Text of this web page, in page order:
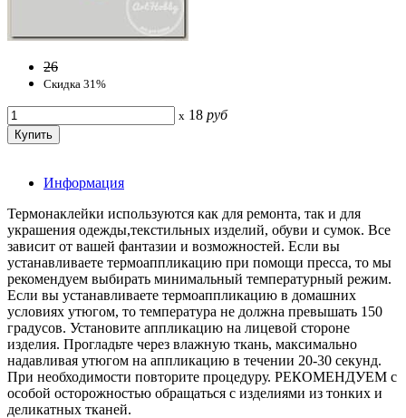
26
Скидка 31%
x 18 руб
Информация
Термонаклейки используются как для ремонта, так и для
украшения одежды,текстильных изделий, обуви и сумок. Все
зависит от вашей фантазии и возможностей. Если вы
устанавливаете термоаппликацию при помощи пресса, то мы
рекомендуем выбирать минимальный температурный режим.
Если вы устанавливаете термоаппликацию в домашних
условиях утюгом, то температура не должна превышать 150
градусов. Установите аппликацию на лицевой стороне
изделия. Прогладьте через влажную ткань, максимально
надавливая утюгом на аппликацию в течении 20-30 секунд.
При необходимости повторите процедуру. РЕКОМЕНДУЕМ с
особой осторожностью обращаться с изделиями из тонких и
деликатных тканей.